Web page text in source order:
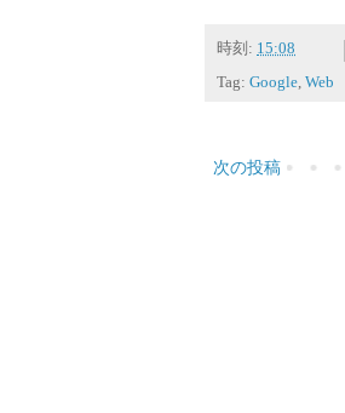
時刻: 15:08
Tag: Google Web
次の投稿